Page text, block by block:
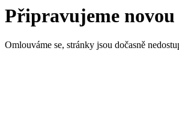
Připravujeme novou
Omlouváme se, stránky jsou dočasně